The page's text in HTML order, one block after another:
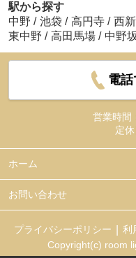
駅から探す
中野 / 池袋 / 高円寺 / 西
東中野 / 高田馬場 / 中野
電
営業時間
定休
ホーム
お問い合わせ
プライバシーポリシー 利
Copyright(c) room